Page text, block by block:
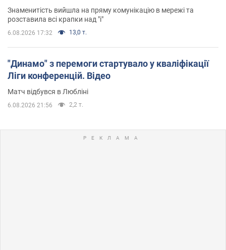
Знаменитість вийшла на пряму комунікацію в мережі та
розставила всі крапки над "і"
6.08.2026 17:32 13,0 т.
"Динамо" з перемоги стартувало у кваліфікації
Ліги конференцій. Відео
Матч відбувся в Любліні
6.08.2026 21:56 2,2 т.